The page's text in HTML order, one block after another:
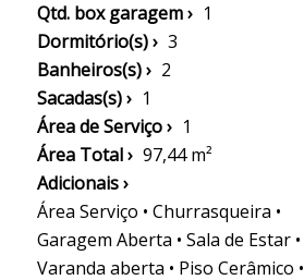
Qtd. box garagem › 1
Dormitório(s) › 3
Banheiros(s) › 2
Sacadas(s) › 1
Área de Serviço › 1
Área Total › 97,44 m²
Adicionais ›
Área Serviço • Churrasqueira •
Garagem Aberta • Sala de Estar •
Varanda aberta • Piso Cerâmico •